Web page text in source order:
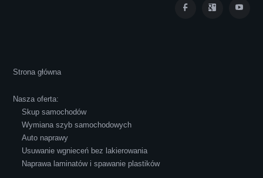
atmosferze, czego z reguły nie można
powiedzieć o innych firmach tego type.
Pozdrawiam i polecam!
Strona główna
Nasza oferta:
Skup samochodów
Wymiana szyb samochodowych
Auto naprawy
Usuwanie wgnieceń bez lakierowania
Naprawa laminatów i spawanie plastików